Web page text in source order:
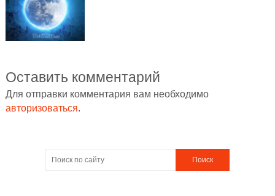
Оставить комментарий
Для отправки комментария вам необходимо
авторизоваться.